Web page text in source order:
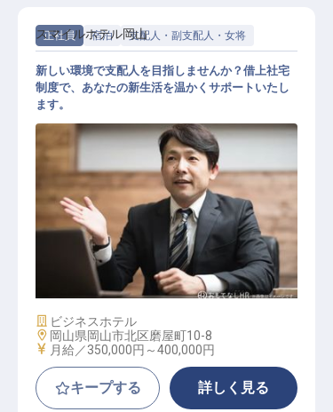
正社員 宿泊 支配人・副支配人・女将
支配人候補
スマイルホテル岡山
新しい環境で支配人を目指しませんか？借上社宅
制度で、あなたの新生活を温かくサポートいたし
ます。
施設業態
ビジネスホテル
勤務地
岡山県岡山市北区磨屋町10-8
給与
月給／350,000円～400,000円
キープする 詳しく見る